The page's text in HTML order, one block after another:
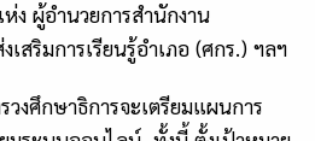
ง ผู้อำนวยการสำนักงาน
สริมการเรียนรู้อำเภอ (ศกร.) ฯลฯ
งศึกษาธิการจะเตรียมแผนการ